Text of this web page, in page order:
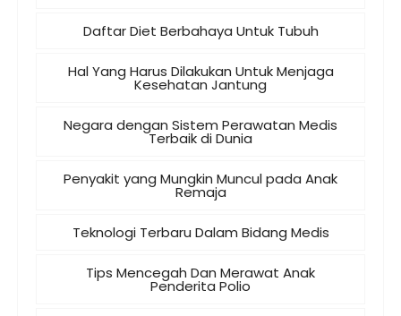
Daftar Diet Berbahaya Untuk Tubuh
Hal Yang Harus Dilakukan Untuk Menjaga
Kesehatan Jantung
Negara dengan Sistem Perawatan Medis
Terbaik di Dunia
Penyakit yang Mungkin Muncul pada Anak
Remaja
Teknologi Terbaru Dalam Bidang Medis
Tips Mencegah Dan Merawat Anak
Penderita Polio